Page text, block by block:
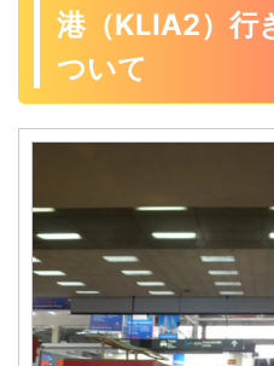
港（KLIA2）行
ついて